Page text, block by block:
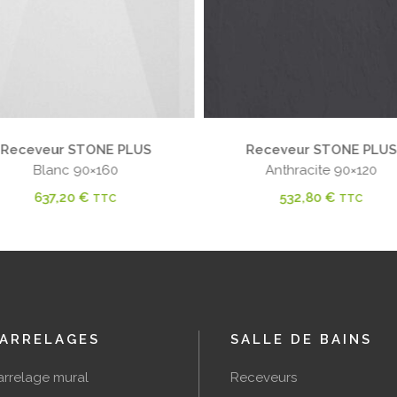
Receveur STONE PLUS
Blanc 90×160
637,20 € TTC
Receveur STONE PLUS
Anthracite 90×120
532,80 € TTC
mural
SALLE DE BAINS
Receveurs